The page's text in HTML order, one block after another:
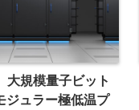
大規模量子ビット
ジュラー極低温プ